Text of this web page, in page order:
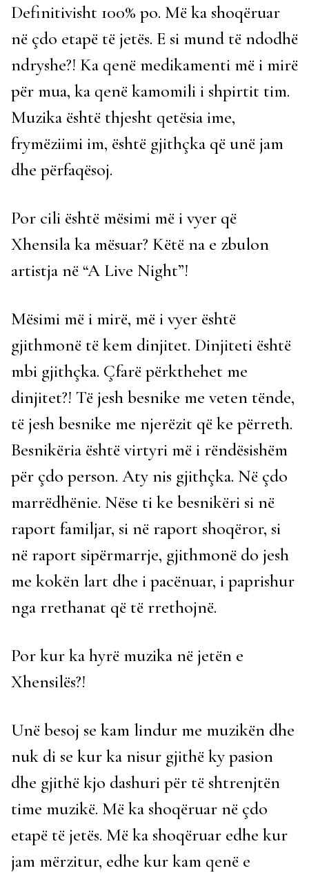
Definitivisht 100% po. Më ka shoqëruar
në çdo etapë të jetës. E si mund të ndodhë
ndryshe?! Ka qenë medikamenti më i mirë
për mua, ka qenë kamomili i shpirtit tim.
Muzika është thjesht qetësia ime,
frymëziimi im, është gjithçka që unë jam
dhe përfaqësoj.
Por cili është mësimi më i vyer që
Xhensila ka mësuar? Këtë na e zbulon
artistja në “A Live Night”!
Mësimi më i mirë, më i vyer është
gjithmonë të kem dinjitet. Dinjiteti është
mbi gjithçka. Çfarë përkthehet me
dinjitet?! Të jesh besnike me veten tënde,
të jesh besnike me njerëzit që ke përreth.
Besnikëria është virtyri më i rëndësishëm
për çdo person. Aty nis gjithçka. Në çdo
marrëdhënie. Nëse ti ke besnikëri si në
raport familjar, si në raport shoqëror, si
në raport sipërmarrje, gjithmonë do jesh
me kokën lart dhe i pacënuar, i paprishur
nga rrethanat që të rrethojnë.
Por kur ka hyrë muzika në jetën e
Xhensilës?!
Unë besoj se kam lindur me muzikën dhe
nuk di se kur ka nisur gjithë ky pasion
dhe gjithë kjo dashuri për të shtrenjtën
time muzikë. Më ka shoqëruar në çdo
etapë të jetës. Më ka shoqëruar edhe kur
jam mërzitur, edhe kur kam qenë e